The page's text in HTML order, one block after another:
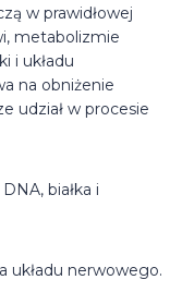
w prawidłowej
metabolizmie
i układu
na obniżenie
udział w procesie
białka i
układu nerwowego.